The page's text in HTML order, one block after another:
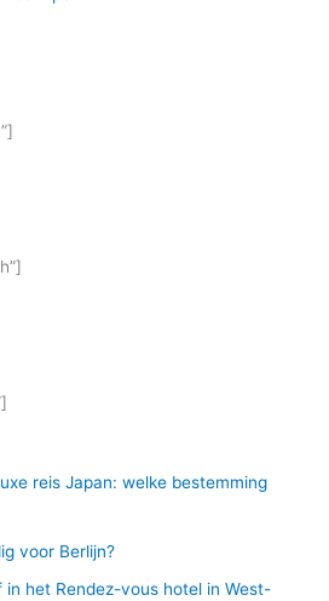
reis Japan: welke bestemming
voor Berlijn?
in het Rendez-vous hotel in West-